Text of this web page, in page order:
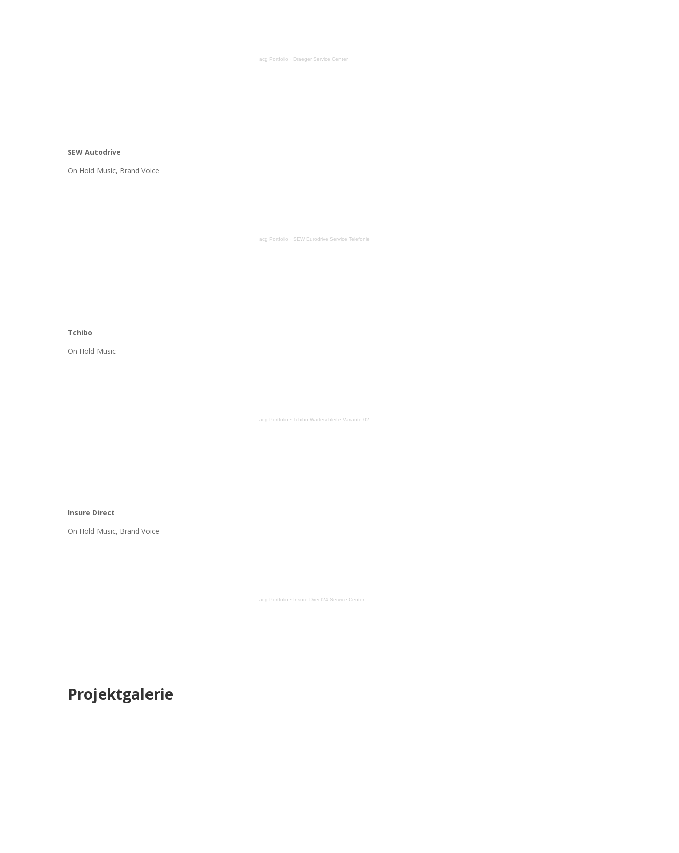
acg Portfolio · Draeger Service Center
SEW Autodrive
On Hold Music, Brand Voice
acg Portfolio · SEW Eurodrive Service Telefonie
Tchibo
On Hold Music
acg Portfolio · Tchibo Warteschleife Variante 02
Insure Direct
On Hold Music, Brand Voice
acg Portfolio · Insure Direct24 Service Center
Projektgalerie